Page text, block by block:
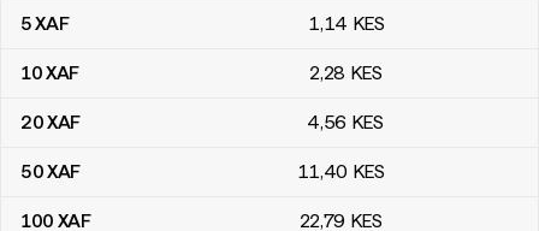
Tabela de conversão de Francos CFA de BEAC para Xelins
5XAF 1,14 KES
10XAF 2,28 KES
20XAF 4,56 KES
50XAF 11,40 KES
100 XAF 22,79 KES